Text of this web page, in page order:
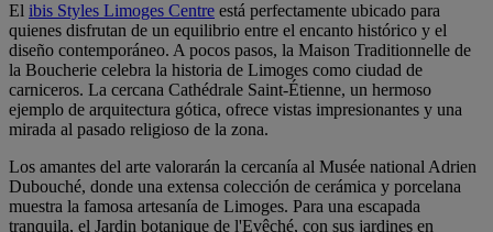
El ibis Styles Limoges Centre está perfectamente ubicado para
quienes disfrutan de un equilibrio entre el encanto histórico y el
diseño contemporáneo. A pocos pasos, la Maison Traditionnelle de
la Boucherie celebra la historia de Limoges como ciudad de
carniceros. La cercana Cathédrale Saint-Étienne, un hermoso
ejemplo de arquitectura gótica, ofrece vistas impresionantes y una
mirada al pasado religioso de la zona.
Los amantes del arte valorarán la cercanía al Musée national Adrien
Dubouché, donde una extensa colección de cerámica y porcelana
muestra la famosa artesanía de Limoges. Para una escapada
tranquila, el Jardin botanique de l'Evêché, con sus jardines en